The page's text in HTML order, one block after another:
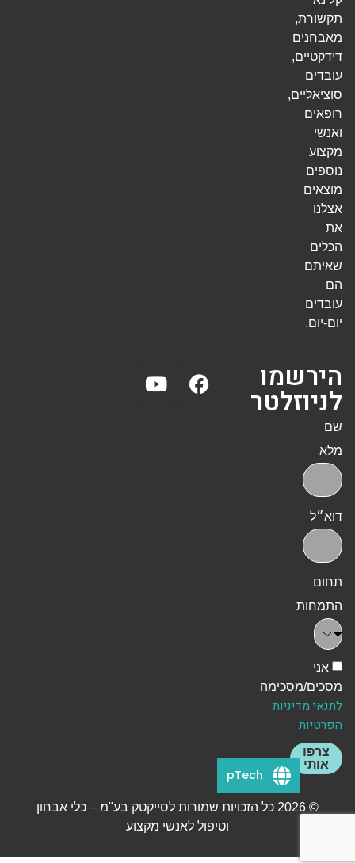
תקשורת,
מאבחנים
דידקטיים,
עובדים
סוציאליים,
רופאים
ואנשי
מקצוע
נוספים
מוצאים
אצלנו
את
הכלים
שאיתם
הם
עובדים
יום-יום.
הירשמו
לניוזלטר
שם
מלא
דוא״ל
תחום
התמחות
אני
מסכים/מסכימה
לתנאי מדיניות
הפרטיות
צרפו
אותי
© 2026 כל הזכויות שמורות לסייקטק בע"מ – כלי אבחון
וטיפול לאנשי מקצוע
pTech